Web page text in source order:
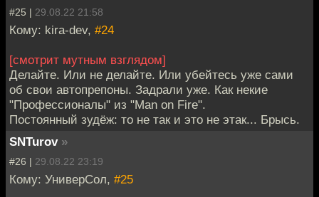
#25 | 29.08.22 21:58
Кому: kira-dev, #24
[смотрит мутным взглядом]
Делайте. Или не делайте. Или убейтесь уже сами
об свои автопрепоны. Задрали уже. Как некие
"Профессионалы" из "Man on Fire".
Постоянный зудёж: то не так и это не этак... Брысь.
SNTurov »
#26 | 29.08.22 23:19
Кому: УниверСол, #25